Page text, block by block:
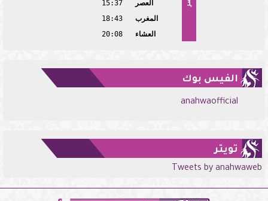
العصر
15:37
المغرب
18:43
العشاء
20:08
الفيس بوك
anahwaofficial
تويتر
Tweets by anahwaweb